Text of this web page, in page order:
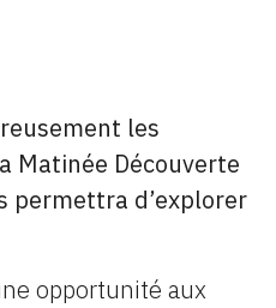
les
Matinée Découverte
permettra d’explorer
opportunité aux